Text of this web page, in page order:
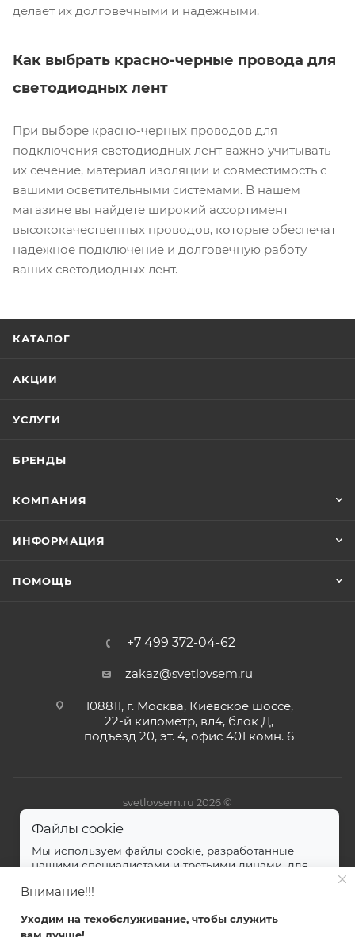
делает их долговечными и надежными.
Как выбрать красно-черные провода для
светодиодных лент
При выборе красно-черных проводов для
подключения светодиодных лент важно учитывать
их сечение, материал изоляции и совместимость с
вашими осветительными системами. В нашем
магазине вы найдете широкий ассортимент
высококачественных проводов, которые обеспечат
надежное подключение и долговечную работу
ваших светодиодных лент.
КАТАЛОГ
АКЦИИ
УСЛУГИ
БРЕНДЫ
КОМПАНИЯ
ИНФОРМАЦИЯ
ПОМОЩЬ
+7 499 372-04-62
zakaz@svetlovsem.ru
108811, г. Москва, Киевское шоссе,
22-й километр, вл4, блок Д,
подъезд 20, эт. 4, офис 401 комн. 6
svetlovsem.ru 2026 ©
Внимание!!!
Уходим на техобслуживание, чтобы служить
Файлы cookie
Мы используем файлы cookie, разработанные
нашими специалистами и третьими лицами, для